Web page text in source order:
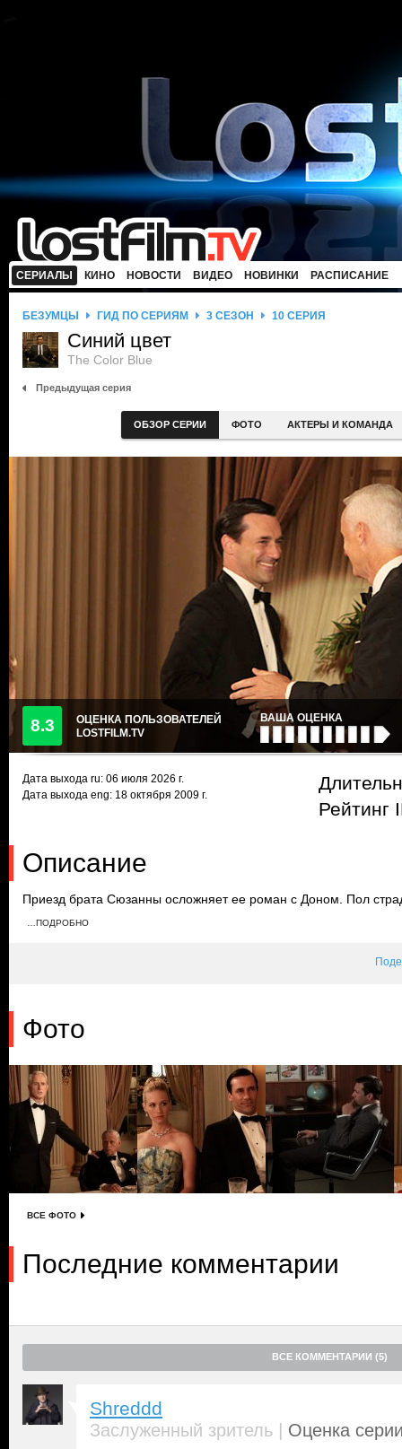
СЕРИАЛЫ КИНО НОВОСТИ ВИДЕО НОВИНКИ РАСПИСАНИЕ
БЕЗУМЦЫ ГИД ПО СЕРИЯМ 3 СЕЗОН 10 СЕРИЯ
Синий цвет
The Color Blue
Предыдущая серия
ОБЗОР СЕРИИ ФОТО АКТЕРЫ И КОМАНДА
8.3
ОЦЕНКА ПОЛЬЗОВАТЕЛЕЙ
LOSTFILM.TV
ВАША ОЦЕНКА
Дата выхода ru: 06 июля 2026 г.
Дата выхода eng: 18 октября 2009 г.
Рейтинг
Описание
Приезд брата Сюзанны осложняет ее роман с Доном. Пол
Пегги работает сверхурочно, чтобы придумать презентацию.
…ПОДРОБНО
Фото
ВСЕ ФОТО
Последние комментарии
ВСЕ КОММЕНТАРИИ (5)
Shreddd
Заслуженный зритель | Оценка